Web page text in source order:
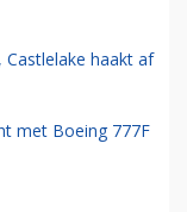
haakt af
met Boeing 777F